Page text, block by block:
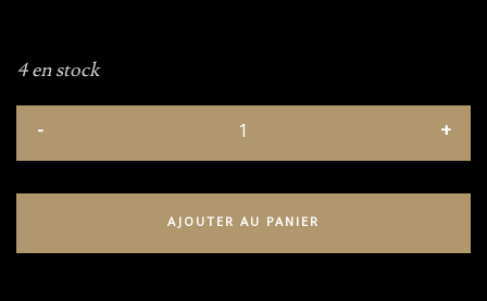
4 en stock
AJOUTER AU PANIER